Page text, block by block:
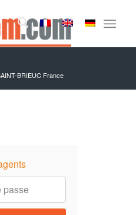
BRIEUC France